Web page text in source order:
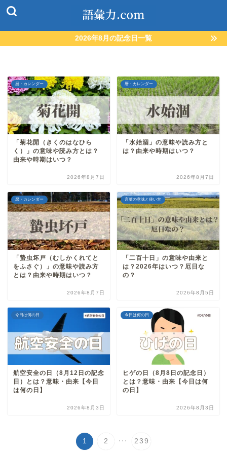
2026年8月の記念日一覧
暦・カレンダー
「菊花開（きくのはなひら
く）」の意味や読み方とは？
由来や時期はいつ？
2026年8月7日
暦・カレンダー
「水始涸」の意味や読み方と
は？由来や時期はいつ？
2026年8月7日
暦・カレンダー
「蟄虫坏戸（むしかくれてと
をふさぐ）」の意味や読み方
とは？由来や時期はいつ？
2026年8月7日
言葉の意味と使い方
「二百十日」の意味や由来と
は？2026年はいつ？厄日な
の？
2026年8月5日
今日は何の日
航空安全の日（8月12日の記念
日）とは？意味・由来【今日
は何の日】
2026年8月3日
今日は何の日
ヒゲの日（8月8日の記念日）
とは？意味・由来【今日は何
の日】
2026年8月3日
1 2 ... 239